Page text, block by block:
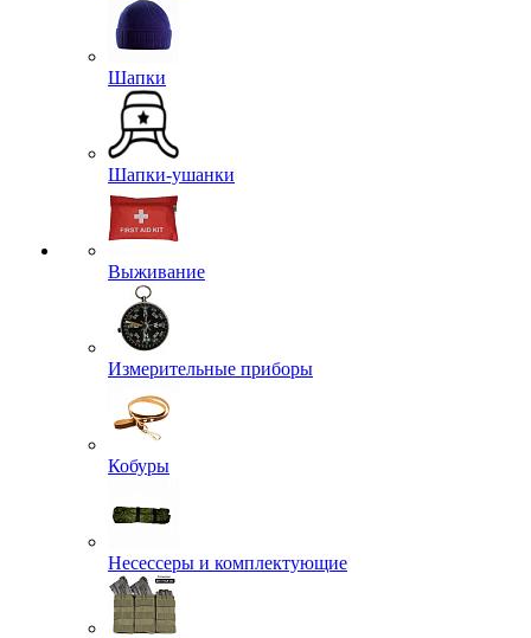
Шапки
Шапки-ушанки
Выживание
Измерительные приборы
Кобуры
Несессеры и комплектующие